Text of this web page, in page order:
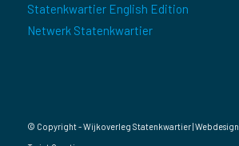
Statenkwartier English Edition
Netwerk Statenkwartier
© Copyright - Wijkoverleg Statenkwartier | Webdesign